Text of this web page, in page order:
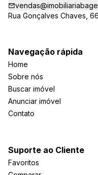
Rua Gonçalves Chaves,
Navegação rápida
Home
Sobre nós
Buscar imóvel
Anunciar imóvel
Contato
Suporte ao Cliente
Favoritos